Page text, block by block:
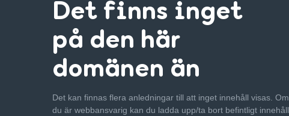
Det finns inget
på den här
domänen än
Det kan finnas flera anledningar till att inget innehåll visas. Om
du är webbansvarig kan du ladda upp/ta bort befintligt innehåll